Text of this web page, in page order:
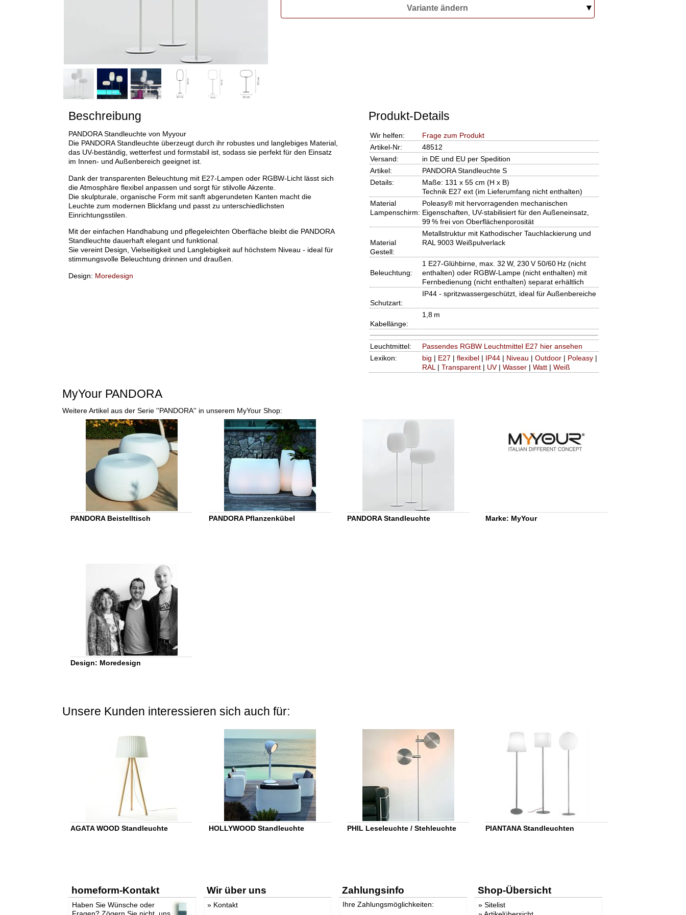
Variante ändern
Beschreibung
PANDORA Standleuchte von Myyour
Die PANDORA Standleuchte überzeugt durch ihr robustes und langlebiges Material,
das UV-beständig, wetterfest und formstabil ist, sodass sie perfekt für den Einsatz
im Innen- und Außenbereich geeignet ist.
Dank der transparenten Beleuchtung mit E27-Lampen oder RGBW-Licht lässt sich
die Atmosphäre flexibel anpassen und sorgt für stilvolle Akzente.
Die skulpturale, organische Form mit sanft abgerundeten Kanten macht die
Leuchte zum modernen Blickfang und passt zu unterschiedlichsten
Einrichtungsstilen.
Mit der einfachen Handhabung und pflegeleichten Oberfläche bleibt die PANDORA
Standleuchte dauerhaft elegant und funktional.
Sie vereint Design, Vielseitigkeit und Langlebigkeit auf höchstem Niveau - ideal für
stimmungsvolle Beleuchtung drinnen und draußen.
Design: Moredesign
Produkt-Details
Wir helfen:
Frage zum Produkt
Artikel-Nr:
48512
Versand:
in DE und EU per Spedition
Artikel:
PANDORA Standleuchte S
Details:
Maße: 131 x 55 cm (H x B)
Technik E27 ext (im Lieferumfang nicht enthalten)
Material
Lampenschirm:
Poleasy® mit hervorragenden mechanischen
Eigenschaften, UV-stabilisiert für den Außeneinsatz,
99 % frei von Oberflächenporosität
Material
Gestell:
Metallstruktur mit Kathodischer Tauchlackierung und
RAL 9003 Weißpulverlack
Beleuchtung:
1 E27-Glühbirne, max. 32 W, 230 V 50/60 Hz (nicht
enthalten) oder RGBW-Lampe (nicht enthalten) mit
Fernbedienung (nicht enthalten) separat erhältlich
Schutzart:
IP44 - spritzwassergeschützt, ideal für Außenbereiche
Kabellänge:
1,8 m
Leuchtmittel:
Passendes RGBW Leuchtmittel E27 hier ansehen
Lexikon:
big | E27 | flexibel| IP44| Niveau | Outdoor| Poleasy|
RAL| Transparent| UV| Wasser| Watt| Weiß
MyYour PANDORA
Weitere Artikel aus der Serie ''PANDORA'' in unserem MyYour Shop:
PANDORA Beistelltisch PANDORA Pflanzenkübel PANDORA Standleuchte Marke: MyYour
Design: Moredesign
Unsere Kunden interessieren sich auch für:
AGATA WOOD Standleuchte HOLLYWOOD Standleuchte PHIL Leseleuchte / Stehleuchte PIANTANA Standleuchten
homeform-Kontakt
Haben Sie Wünsche oder
Wir über uns
» Kontakt
Zahlungsinfo
Ihre Zahlungsmöglichkeiten:
Shop-Übersicht
» Sitelist